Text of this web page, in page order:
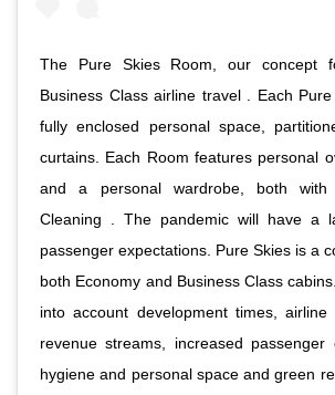
The Pure Skies Room, our concept
Business Class airline travel . Each
fully enclosed personal space,
curtains. Each Room features personal
and a personal wardrobe, both with
Cleaning . The pandemic will have a
passenger expectations. Pure Skies is a
both Economy and Business Class
into account development times, airline
revenue streams, increased passenger
hygiene and personal space and green